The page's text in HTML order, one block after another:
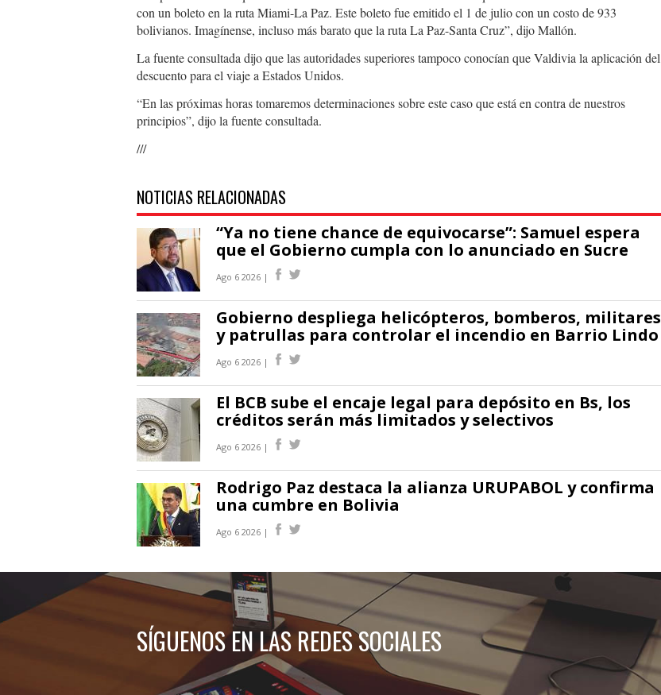
con un boleto en la ruta Miami-La Paz. Este boleto fue emitido el 1 de julio con un costo de 933
bolivianos. Imagínense, incluso más barato que la ruta La Paz-Santa Cruz”, dijo Mallón.
La fuente consultada dijo que las autoridades superiores tampoco conocían que Valdivia la aplicación del
descuento para el viaje a Estados Unidos.
“En las próximas horas tomaremos determinaciones sobre este caso que está en contra de nuestros
principios”, dijo la fuente consultada.
///
NOTICIAS RELACIONADAS
“Ya no tiene chance de equivocarse”: Samuel espera
que el Gobierno cumpla con lo anunciado en Sucre
Ago 6 2026 |
Gobierno despliega helicópteros, bomberos, militares
y patrullas para controlar el incendio en Barrio Lindo
Ago 6 2026 |
El BCB sube el encaje legal para depósito en Bs, los
créditos serán más limitados y selectivos
Ago 6 2026 |
Rodrigo Paz destaca la alianza URUPABOL y confirma
una cumbre en Bolivia
Ago 6 2026 |
SÍGUENOS EN LAS REDES SOCIALES